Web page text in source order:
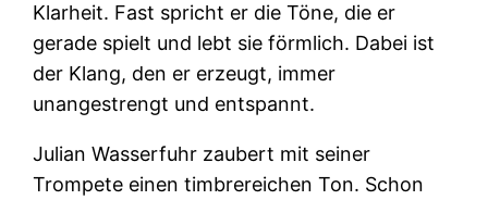
Klarheit. Fast spricht er die Töne, die er
gerade spielt und lebt sie förmlich. Dabei ist
der Klang, den er erzeugt, immer
unangestrengt und entspannt.
Julian Wasserfuhr zaubert mit seiner
Trompete einen timbrereichen Ton. Schon